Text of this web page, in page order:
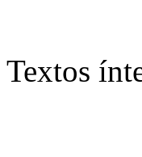
Textos